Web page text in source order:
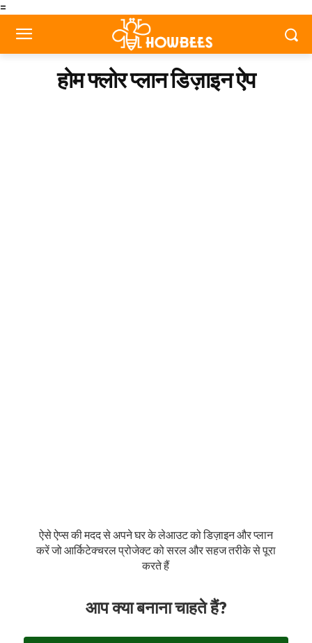
=
होम फ्लोर प्लान डिज़ाइन ऐप
ऐसे ऐप्स की मदद से अपने घर के लेआउट को डिज़ाइन और प्लान
करें जो आर्किटेक्चरल प्रोजेक्ट को सरल और सहज तरीके से पूरा
करते हैं
आप क्या बनाना चाहते हैं?